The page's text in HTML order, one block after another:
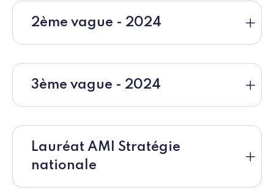
2ème vague - 2024
3ème vague - 2024
Lauréat AMI Stratégie
nationale